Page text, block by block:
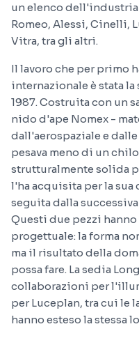
un elenco
Romeo, Alessi, Cinelli,
Vitra, tra gli altri.
Il lavoro che per primo
internazionale è stata
1987. Costruita con un
nido d'ape Nomex -
dall'aerospaziale e
pesava meno di un
strutturalmente solida
l'ha acquisita per la
seguita dalla
Questi due pezzi
progettuale: la forma
ma il risultato della
possa fare. La sedia
collaborazioni per
per Luceplan, tra cui le
hanno esteso la stessa